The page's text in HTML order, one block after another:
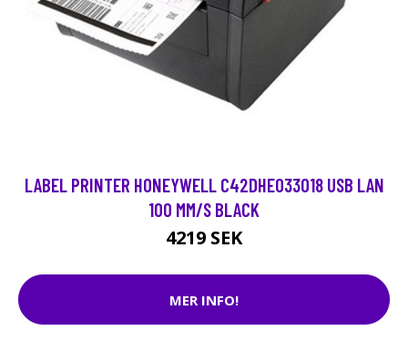
LABEL PRINTER HONEYWELL C42DHE033018 USB LAN
100 MM/S BLACK
4219 SEK
MER INFO!